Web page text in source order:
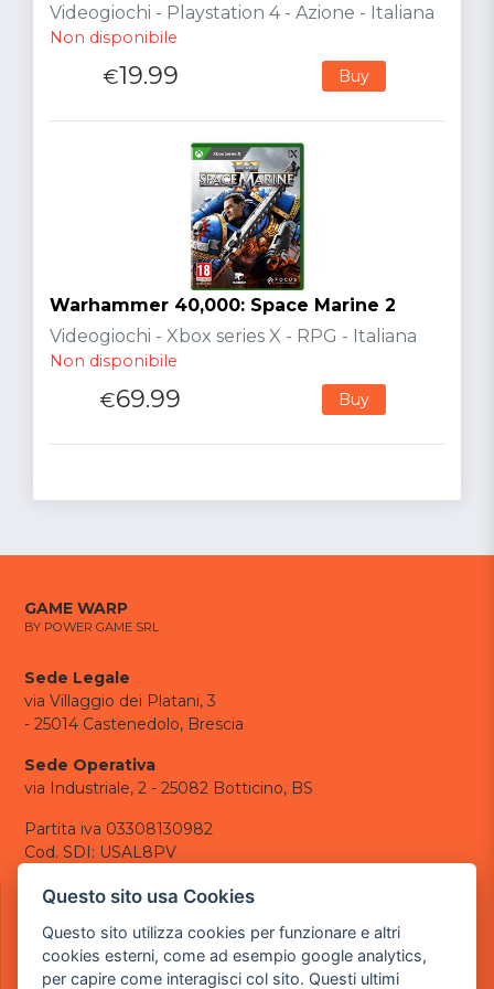
Videogiochi - Playstation 4 - Azione - Italiana
Non disponibile
€19.99 Buy
Warhammer 40,000: Space Marine 2
Videogiochi - Xbox series X - RPG - Italiana
Non disponibile
€69.99 Buy
GAME WARP
BY POWER GAME SRL
Sede Legale
via Villaggio dei Platani, 3
- 25014 Castenedolo, Brescia
Sede Operativa
via Industriale, 2 - 25082 Botticino, BS
Partita iva 03308130982
Cod. SDI: USAL8PV
CONTATTI
tel.: +39 030 376 2377
tel.: +39 030 336 6259
Questo sito usa Cookies
Questo sito utilizza cookies per funzionare e altri
cookies esterni, come ad esempio google analytics,
per capire come interagisci col sito. Questi ultimi